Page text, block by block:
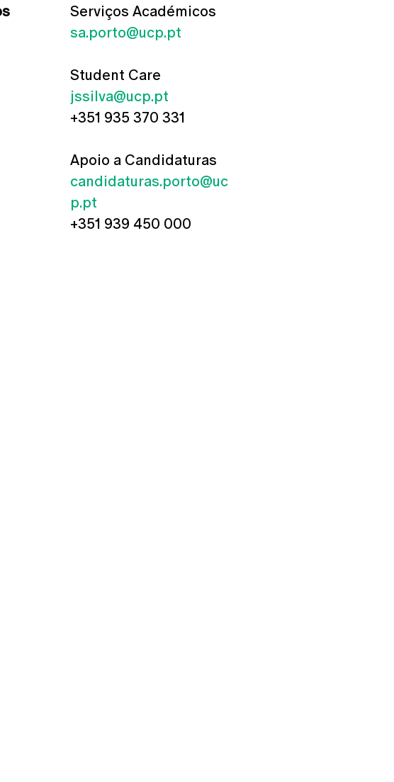
Serviços Académicos
sa.porto@ucp.pt
Student Care
jssilva@ucp.pt
+351 935 370 331
Apoio a Candidaturas
candidaturas.porto@uc
p.pt
+351 939 450 000